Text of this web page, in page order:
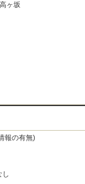
ヶ坂
報の有無)
し